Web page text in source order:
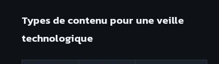
Types de contenu pour une veille
technologique